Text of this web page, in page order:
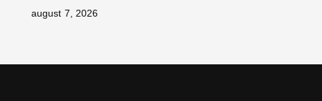
august 7, 2026